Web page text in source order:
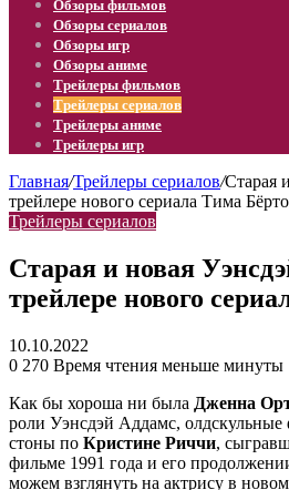
Обзоры фильмов
Обзоры сериалов
Обзоры игр
Обзоры аниме
Трейлеры фильмов
Трейлеры сериалов
Трейлеры аниме
Трейлеры игр
Главная/Трейлеры сериалов/Старая
трейлере нового сериала Тима
Трейлеры сериалов
Старая и новая
трейлере нового
10.10.2022
0 270 Время чтения меньше минуты
Как бы хороша ни была Дженна
роли Уэнсдэй Аддамс, олдскульные
стоны по Кристине Риччи,
фильме 1991 года и его
можем взглянуть на актрису в